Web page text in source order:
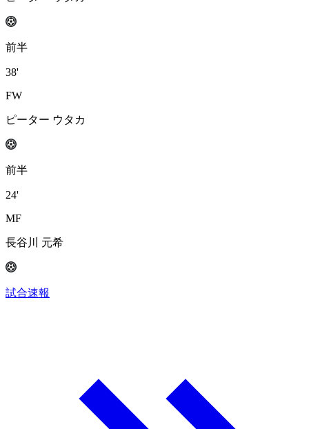
前半
38'
FW
ピーター ウタカ
前半
24'
MF
長谷川 元希
試合速報